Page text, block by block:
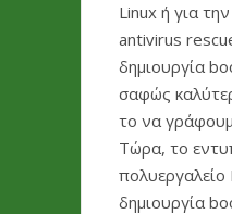
Linux ή για
antivirus
δημιουργία
σαφώς
το να
Τώρα, το
πολυεργαλείο
δημιουργία